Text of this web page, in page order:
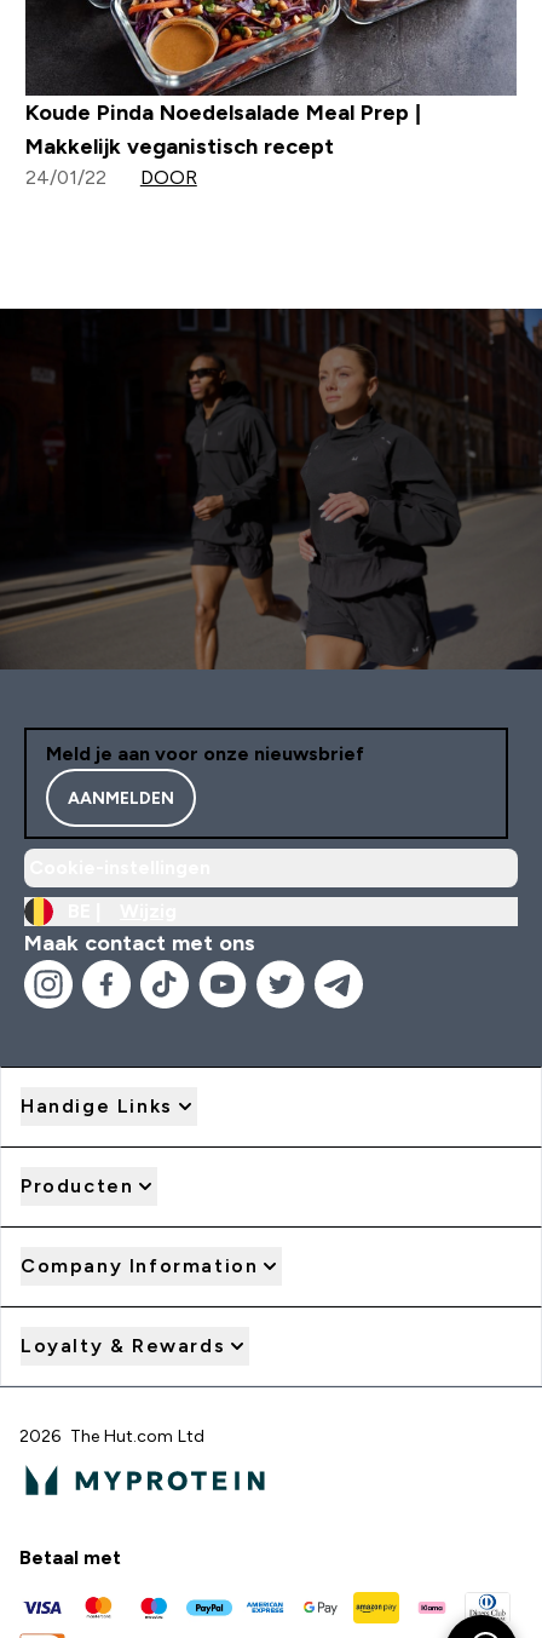
Koude Pinda Noedelsalade Meal Prep |
Makkelijk veganistisch recept
24/01/22 DOOR
Meld je aan voor onze nieuwsbrief
AANMELDEN
Maak contact met ons
Handige Links
Producten
Company Information
Loyalty & Rewards
2026 The Hut.com Ltd
Betaal met